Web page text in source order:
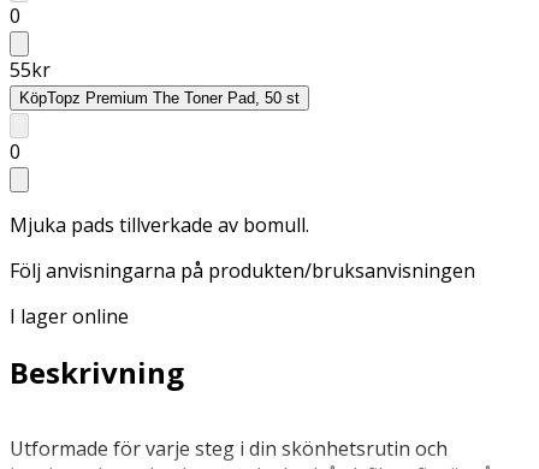
0
55kr
KöpTopz Premium The Toner Pad, 50 st
0
Mjuka pads tillverkade av bomull.
Följ anvisningarna på produkten/bruksanvisningen
I lager online
Beskrivning
Utformade för varje steg i din skönhetsrutin och